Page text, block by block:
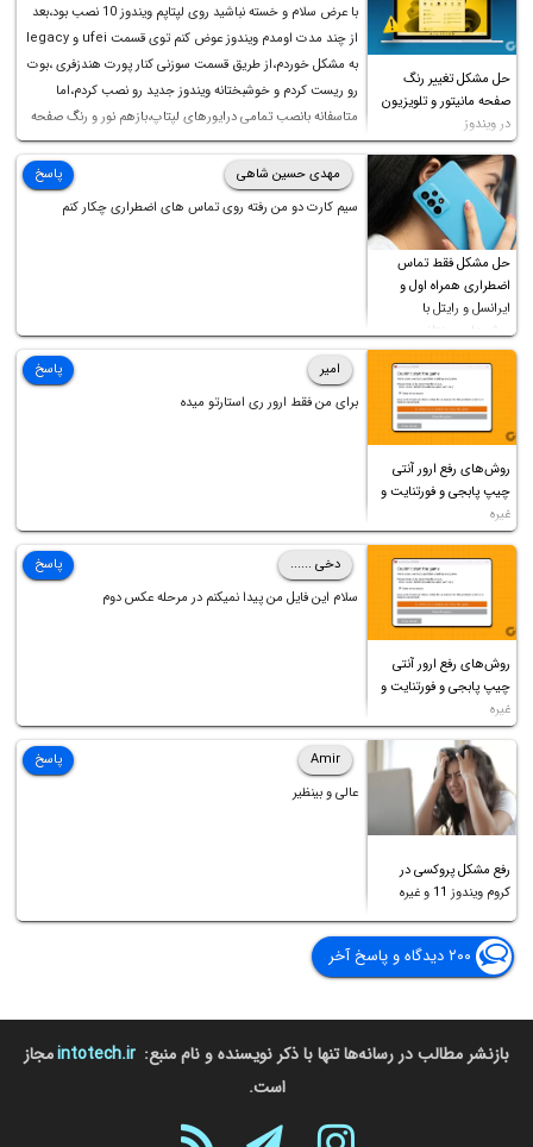
حل مشکل تغییر رنگ
صفحه مانیتور و تلویزیون
در ویندوز
با عرض سلام و خسته نباشید روی لپتاپم ویندوز 10 نصب بود،بعد
از چند مدت اومدم ویندوز عوض کنم توی قسمت ufei و legacy
به مشکل خوردم،از طریق قسمت سوزنی کنار پورت هندزفری ،بوت
رو ریست کردم و خوشبختانه ویندوز جدید رو نصب کردم،اما
متاسفانه بانصب تمامی درایورهای لپتاپ،بازهم نور و رنگ صفحه
چه موقع کار چه موقع پخش فیلم مثل سابق نیست(نور زیاده و بی
کیفیت)،با ابدیت کردن کارت گرافیک،کالیبره کردن و غیره هم نور و
رنگ درست نشد (انگار تصویر ماته)، خواهشمند است راهنمایی
فرمایید باتشکر
حل مشکل فقط تماس
اضطراری همراه اول و
ایرانسل و رایتل با
روش‌های مختلف
مهدی حسین شاهی
سیم کارت دو من رفته روی تماس های اضطراری چکار کنم
پاسخ
روش‌های رفع ارور آنتی
چیپ پابجی و فورتنایت و
غیره
امیر
برای من فقط ارور ری استارتو میده
پاسخ
روش‌های رفع ارور آنتی
چیپ پابجی و فورتنایت و
غیره
دخی ......
سلام این فایل من پیدا نمیکنم در مرحله عکس دوم
پاسخ
رفع مشکل پروکسی در
کروم ویندوز 11 و غیره
Amir
عالی و بینظیر
پاسخ
۲۰۰ دیدگاه و پاسخ آخر
بازنشر مطالب در رسانه‌ها تنها با ذکر نویسنده و نام منبع: intotech.irمجاز
است.